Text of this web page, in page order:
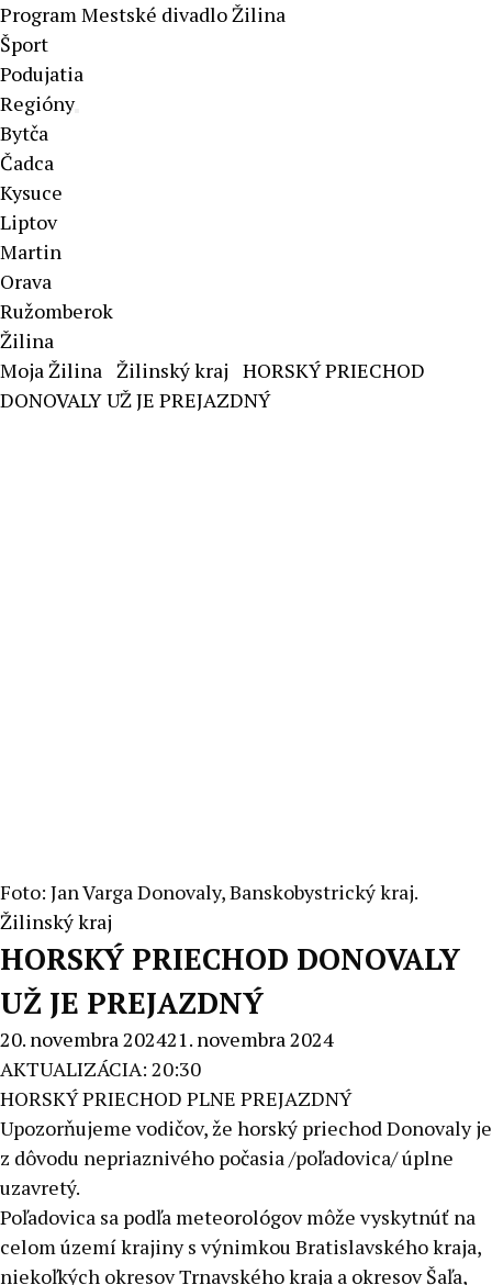
Program Mestské divadlo Žilina
Šport
Podujatia
Regióny
Bytča
Čadca
Kysuce
Liptov
Martin
Orava
Ružomberok
Žilina
Moja Žilina Žilinský kraj HORSKÝ PRIECHOD
DONOVALY UŽ JE PREJAZDNÝ
Foto: Jan Varga Donovaly, Banskobystrický kraj.
Žilinský kraj
HORSKÝ PRIECHOD DONOVALY
UŽ JE PREJAZDNÝ
20. novembra 202421. novembra 2024
AKTUALIZÁCIA: 20:30
HORSKÝ PRIECHOD PLNE PREJAZDNÝ
Upozorňujeme vodičov, že horský priechod Donovaly je
z dôvodu nepriaznivého počasia /poľadovica/ úplne
uzavretý.
Poľadovica sa podľa meteorológov môže vyskytnúť na
celom území krajiny s výnimkou Bratislavského kraja,
niekoľkých okresov Trnavského kraja a okresov Šaľa,